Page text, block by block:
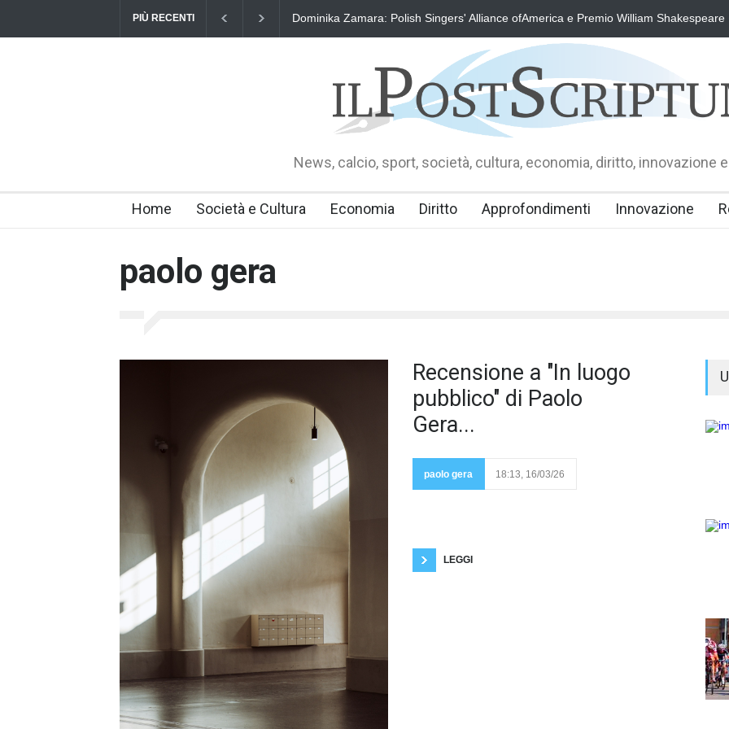
PIÙ RECENTI Dominika Zamara: Polish Singers' Alliance ofAmerica e Premio William Shakespeare
News, calcio, sport, società, cultura, economia, diritto, innovazione
Home Società e Cultura Economia Diritto Approfondimenti Innovazione
paolo gera
Recensione a "In luogo
pubblico" di Paolo
Gera...
paolo gera 18:13, 16/03/26
LEGGI